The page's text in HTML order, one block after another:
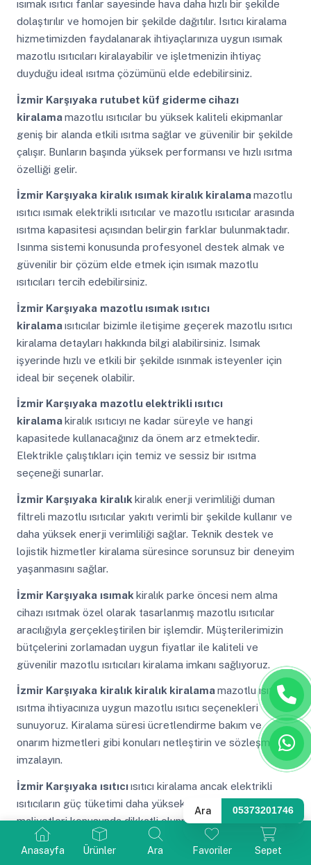
Anasayfa Ürünler Ara Favoriler Sepet
ısımak ısıtıcı fanlar sayesinde hava daha hızlı bir şekilde
dolaştırılır ve homojen bir şekilde dağıtılır. Isıtıcı kiralama
hizmetimizden faydalanarak ihtiyaçlarınıza uygun ısımak
mazotlu ısıtıcıları kiralayabilir ve işletmenizin ihtiyaç
duyduğu ideal ısıtma çözümünü elde edebilirsiniz.
İzmir Karşıyaka rutubet küf giderme cihazı
kiralamamazotlu ısıtıcılar bu yüksek kaliteli ekipmanlar
geniş bir alanda etkili ısıtma sağlar ve güvenilir bir şekilde
çalışır. Bunların başında yüksek performansı ve hızlı ısıtma
özelliği gelir.
İzmir Karşıyaka kiralık ısımak kiralık kiralamamazotlu
ısıtıcı ısımak elektrikli ısıtıcılar ve mazotlu ısıtıcılar arasında
ısıtma kapasitesi açısından belirgin farklar bulunmaktadır.
Isınma sistemi konusunda profesyonel destek almak ve
güvenilir bir çözüm elde etmek için ısımak mazotlu
ısıtıcıları tercih edebilirsiniz.
İzmir Karşıyaka mazotlu ısımak ısıtıcı
kiralamaısıtıcılar bizimle iletişime geçerek mazotlu ısıtıcı
kiralama detayları hakkında bilgi alabilirsiniz. Isımak
işyerinde hızlı ve etkili bir şekilde ısınmak isteyenler için
ideal bir seçenek olabilir.
İzmir Karşıyaka mazotlu elektrikli ısıtıcı
kiralama kiralık ısıtıcıyı ne kadar süreyle ve hangi
kapasitede kullanacağınız da önem arz etmektedir.
Elektrikle çalıştıkları için temiz ve sessiz bir ısıtma
seçeneği sunarlar.
İzmir Karşıyaka kiralık kiralık enerji verimliliği duman
filtreli mazotlu ısıtıcılar yakıtı verimli bir şekilde kullanır ve
daha yüksek enerji verimliliği sağlar. Teknik destek ve
lojistik hizmetler kiralama süresince sorunsuz bir deneyim
yaşanmasını sağlar.
İzmir Karşıyaka ısımak kiralık parke öncesi nem alma
cihazı ısıtmak özel olarak tasarlanmış mazotlu ısıtıcılar
aracılığıyla gerçekleştirilen bir işlemdir. Müşterilerimizin
bütçelerini zorlamadan uygun fiyatlar ile kaliteli ve
güvenilir mazotlu ısıtıcıları kiralama imkanı sağlıyoruz.
İzmir Karşıyaka kiralık kiralık kiralamamazotlu ısıtıcı
ısıtma ihtiyacınıza uygun mazotlu ısıtıcı seçenekleri
sunuyoruz. Kiralama süresi ücretlendirme bakım ve
onarım hizmetleri gibi konuları netleştirin ve sözleşmeyi
imzalayın.
İzmir Karşıyaka ısıtıcıısıtıcı kiralama ancak elektrikli
ısıtıcıların güç tüketimi daha yüksek olabileceğinden enerji
maliyetleri konusunda dikkatli olunmalıdır. Hizmetin hangi
bölgede verileceği de fiyat üzerinde etkilidir.
Ara 05373201746